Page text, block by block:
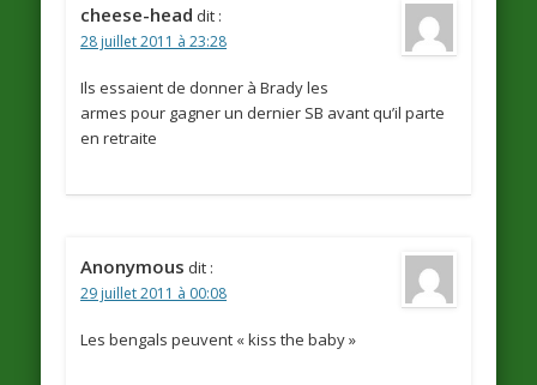
cheese-head dit :
28 juillet 2011 à 23:28
Ils essaient de donner à Brady les
armes pour gagner un dernier SB avant qu’il parte
en retraite
Anonymous dit :
29 juillet 2011 à 00:08
Les bengals peuvent « kiss the baby »